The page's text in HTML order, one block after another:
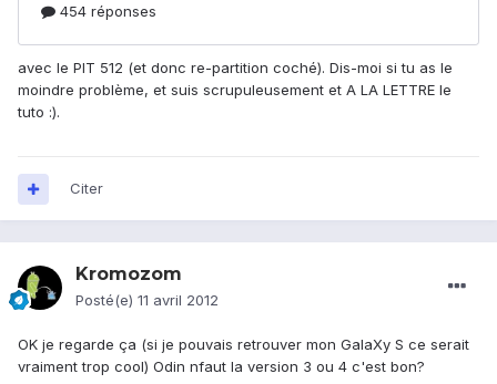
avec le PIT 512 (et donc re-partition coché). Dis-moi si tu as le
moindre problème, et suis scrupuleusement et A LA LETTRE le
tuto :).
Citer
Kromozom
Posté(e) 11 avril 2012
OK je regarde ça (si je pouvais retrouver mon GalaXy S ce serait
vraiment trop cool) Odin nfaut la version 3 ou 4 c'est bon?